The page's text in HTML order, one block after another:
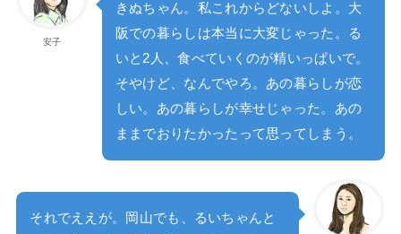
安子
きぬちゃん。私これからどないしよ。大
阪での暮らしは本当に大変じゃった。る
いと2人、食べていくのが精いっぱいで。
そやけど、なんでやろ。あの暮らしが恋
しい。あの暮らしが幸せじゃった。あの
ままでおりたかったって思ってしまう。
それでええが。岡山でも、るいちゃんと